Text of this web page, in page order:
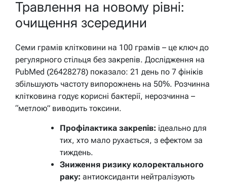
Травлення на новому рівні:
очищення зсередини
Семи грамів клітковини на 100 грамів – це ключ до
регулярного стільця без закрепів. Дослідження на
PubMed (26428278) показало: 21 день по 7 фініків
збільшують частоту випорожнень на 50%. Розчинна
клітковина годує корисні бактерії, нерозчинна –
“метлою” виводить токсини.
Профілактика закрепів: ідеально для
тих, хто мало рухається, з ефектом за
тиждень.
Зниження ризику колоректального
раку: антиоксиданти нейтралізують